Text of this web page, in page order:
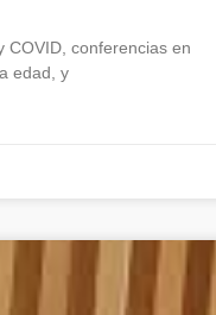
conferencias en
edad, y